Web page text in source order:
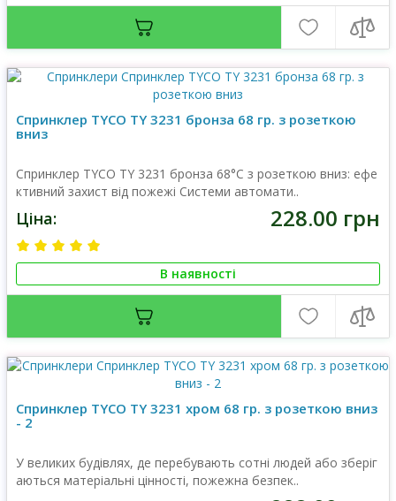
Спринклер TYCO TY 3231 бронза 68 гр. з розеткою
вниз
Спринклер TYCO TY 3231 бронза 68°C з розеткою вниз: ефе
ктивний захист від пожежі Системи автомати..
Ціна: 228.00 грн
В наявності
Спринклер TYCO TY 3231 хром 68 гр. з розеткою вниз
- 2
У великих будівлях, де перебувають сотні людей або зберіг
аються матеріальні цінності, пожежна безпек..